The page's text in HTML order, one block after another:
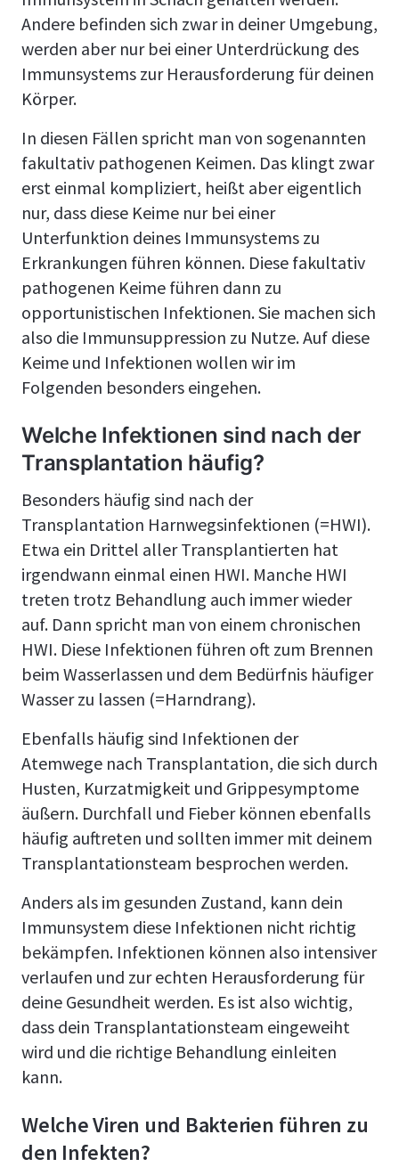
Andere befinden sich zwar in deiner Umgebung,
werden aber nur bei einer Unterdrückung des
Immunsystems zur Herausforderung für deinen
Körper.
In diesen Fällen spricht man von sogenannten
fakultativ pathogenen Keimen. Das klingt zwar
erst einmal kompliziert, heißt aber eigentlich
nur, dass diese Keime nur bei einer
Unterfunktion deines Immunsystems zu
Erkrankungen führen können. Diese fakultativ
pathogenen Keime führen dann zu
opportunistischen Infektionen. Sie machen sich
also die Immunsuppression zu Nutze. Auf diese
Keime und Infektionen wollen wir im
Folgenden besonders eingehen.
Welche Infektionen sind nach der
Transplantation häufig?
Besonders häufig sind nach der
Transplantation Harnwegsinfektionen (=HWI).
Etwa ein Drittel aller Transplantierten hat
irgendwann einmal einen HWI. Manche HWI
treten trotz Behandlung auch immer wieder
auf. Dann spricht man von einem chronischen
HWI. Diese Infektionen führen oft zum Brennen
beim Wasserlassen und dem Bedürfnis häufiger
Wasser zu lassen (=Harndrang).
Ebenfalls häufig sind Infektionen der
Atemwege nach Transplantation, die sich durch
Husten, Kurzatmigkeit und Grippesymptome
äußern. Durchfall und Fieber können ebenfalls
häufig auftreten und sollten immer mit deinem
Transplantationsteam besprochen werden.
Anders als im gesunden Zustand, kann dein
Immunsystem diese Infektionen nicht richtig
bekämpfen. Infektionen können also intensiver
verlaufen und zur echten Herausforderung für
deine Gesundheit werden. Es ist also wichtig,
dass dein Transplantationsteam eingeweiht
wird und die richtige Behandlung einleiten
kann.
Welche Viren und Bakterien führen zu
den Infekten?